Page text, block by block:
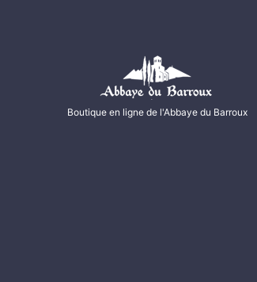
Boutique en ligne de l'Abbaye du Barroux